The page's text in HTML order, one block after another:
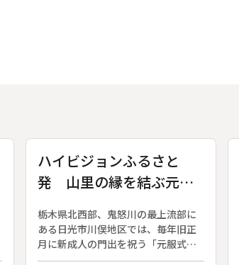
ハイビジョンふるさと
発 山里の縁を結ぶ元服
俣地区～
栃木県北西部、鬼怒川の最上流部に
ある日光市川俣地区では、毎年旧正
月に新成人の門出を祝う「元服式」
が行われる。数え二十歳の男子が、